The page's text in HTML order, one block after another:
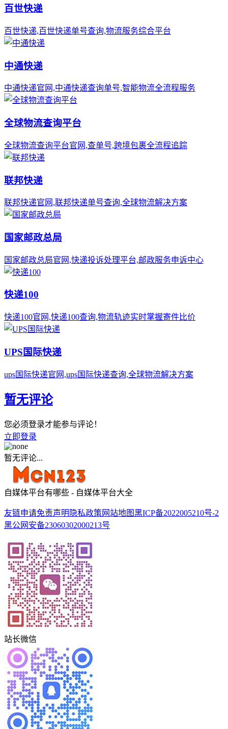
百世快递
百世快递,百世快递单号查询,物流服务综合平台
中通快递
中通快递官网,中通快递查询单号,智能物流全流程服务
全球物流查询平台
全球物流查询平台官网,查单号,跨境包裹全流程追踪
联邦快递
联邦快递官网,联邦快递单号查询,全球物流解决方案
国家邮政总局
国家邮政总局官网,快递投诉处理平台,邮政服务申诉中心
快递100
快递100官网,快递100查询,物流轨迹实时掌握寄件比价
UPS国际快递
ups国际快递官网,ups国际快递查询,全球物流解决方案
暂无评论
您必须登录才能参与评论！
立即登录
暂无评论...
自媒体平台有哪些 - 自媒体平台大全
友链申请免责声明 隐私政策 网站地图黑ICP备2022005210号-2
黑公网安备23060302000213号
站长微信